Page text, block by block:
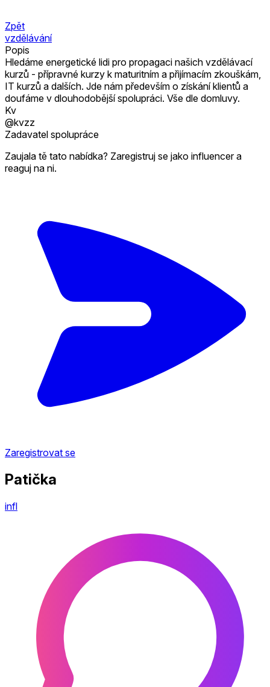
Zpět
vzdělávání
Popis
Hledáme energetické lidi pro propagaci našich vzdělávací
kurzů - přípravné kurzy k maturitním a přijímacím zkouškám,
IT kurzů a dalších. Jde nám především o získání klientů a
doufáme v dlouhodobější spolupráci. Vše dle domluvy.
Kv
@kvzz
Zadavatel spolupráce
Zaujala tě tato nabídka? Zaregistruj se jako influencer a
reaguj na ni.
Zaregistrovat se
Patička
infl